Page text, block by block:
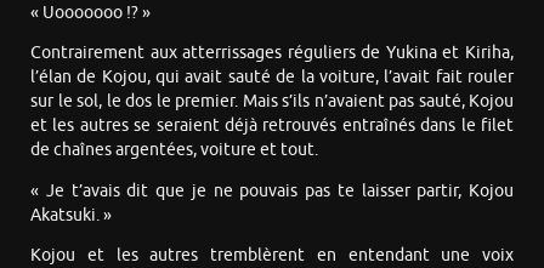
« Uooooooo !? »
Contrairement aux atterrissages réguliers de Yukina et Kiriha,
l’élan de Kojou, qui avait sauté de la voiture, l’avait fait rouler
sur le sol, le dos le premier. Mais s’ils n’avaient pas sauté, Kojou
et les autres se seraient déjà retrouvés entraînés dans le filet
de chaînes argentées, voiture et tout.
« Je t’avais dit que je ne pouvais pas te laisser partir, Kojou
Akatsuki. »
Kojou et les autres tremblèrent en entendant une voix